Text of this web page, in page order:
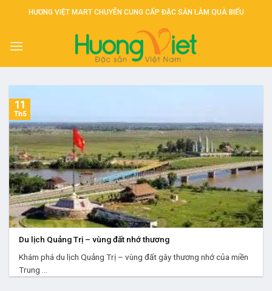
HƯƠNG VIỆT MART CHUYÊN CUNG CẤP ĐẶC SẢN LÀM QUÀ BIẾU
Du lịch Quảng Trị – vùng đất nhớ thương
Khám phá du lịch Quảng Trị – vùng đất gây thương nhớ của miền
Trung ...
11
Th5